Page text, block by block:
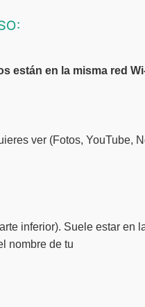
están en la misma red
ver (Fotos, YouTube,
inferior). Suele estar en
nombre de tu